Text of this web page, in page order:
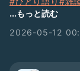
#おばさんですが
...もっと読む
2026-05-12